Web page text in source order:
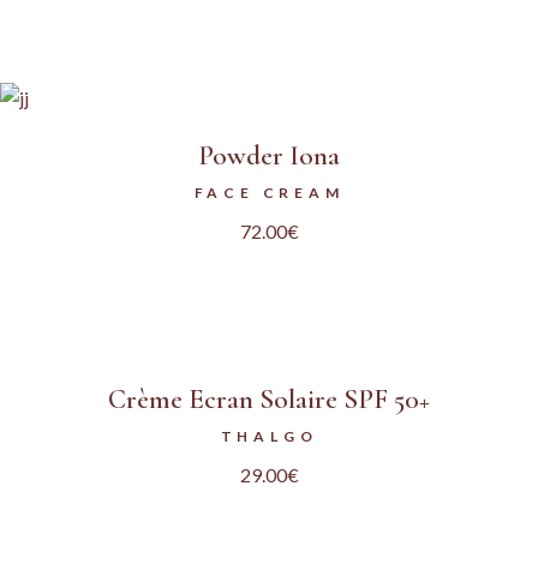
Powder Iona
FACE CREAM
72.00€
Crème Ecran Solaire SPF 50+
THALGO
29.00€